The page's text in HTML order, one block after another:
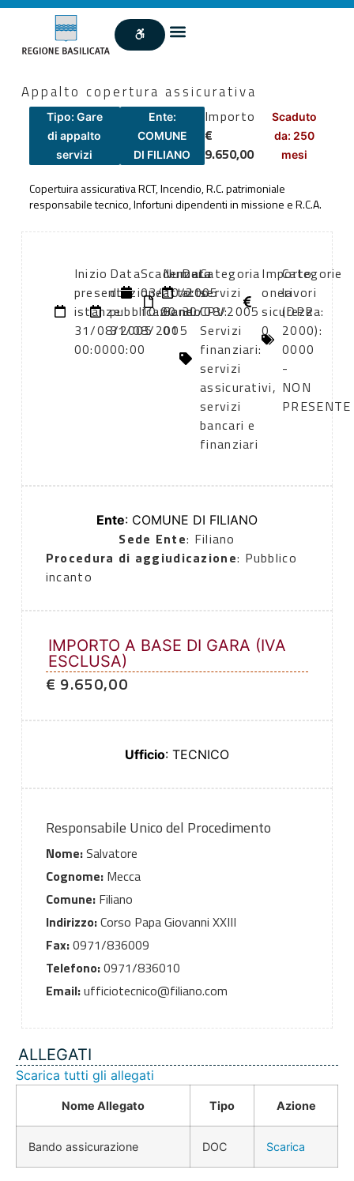
Appalto copertura assicurativa
Tipo: Gare
di appalto
servizi
Ente:
COMUNE
DI FILIANO
Importo
€
9.650,00
Scaduto
da: 250
mesi
Copertuira assicurativa RCT, Incendio, R.C. patrimoniale
responsabile tecnico, Infortuni dipendenti in missione e R.C.A.
Inizio
presentazione
istanze:
31/08/2005
00:00
Data
di
pubblicazione:
31/08/2005
00:00
Scadenza:
03/10/2005
10:00
Numero
atto:
Bando
01
Data
atto:
30/08/2005
Categoria
servizi
CPV:
Servizi
finanziari:
servizi
assicurativi,
servizi
bancari e
finanziari
Importo
oneri
sicurezza:
0
Categorie
lavori
(DPR
2000):
0000
-
NON
PRESENTE
Ente: COMUNE DI FILIANO
Sede Ente: Filiano
Procedura di aggiudicazione: Pubblico
incanto
IMPORTO A BASE DI GARA (IVA
ESCLUSA)
€ 9.650,00
Ufficio: TECNICO
Responsabile Unico del Procedimento
Nome:Salvatore
Cognome:Mecca
Comune:Filiano
Indirizzo:Corso Papa Giovanni XXIII
Fax:0971/836009
Telefono:0971/836010
Email:ufficiotecnico@filiano.com
ALLEGATI
Scarica tutti gli allegati
Nome Allegato Tipo Azione
Bando assicurazione DOC Scarica